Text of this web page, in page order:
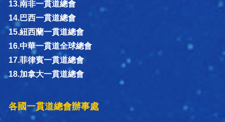
13.南非一貫道總會
14.巴西一貫道總會
15.紐西蘭一貫道總會
16.中華一貫道全球總會
17.菲律賓一貫道總會
18.加拿大一貫道總會
各國一貫道總會辦事處